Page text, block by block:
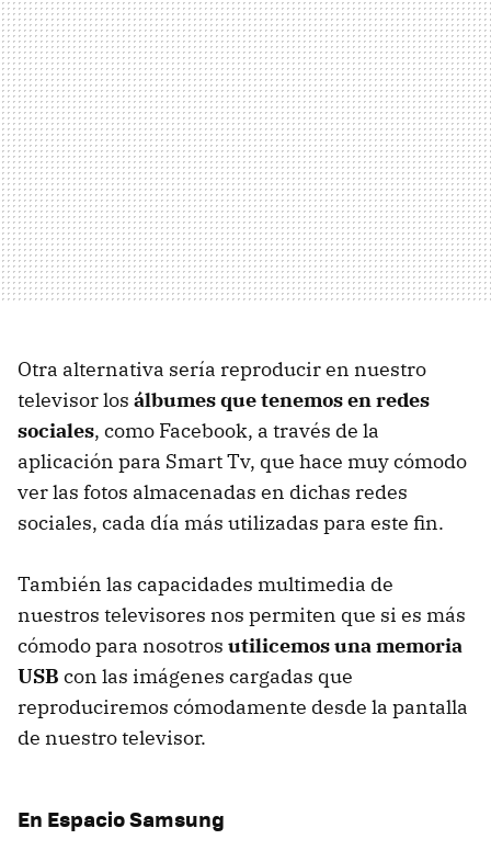
Otra alternativa sería reproducir en nuestro
televisor los álbumes que tenemos en redes
sociales, como Facebook, a través de la
aplicación para Smart Tv, que hace muy cómodo
ver las fotos almacenadas en dichas redes
sociales, cada día más utilizadas para este fin.
También las capacidades multimedia de
nuestros televisores nos permiten que si es más
cómodo para nosotros utilicemos una memoria
USB con las imágenes cargadas que
reproduciremos cómodamente desde la pantalla
de nuestro televisor.
En Espacio Samsung